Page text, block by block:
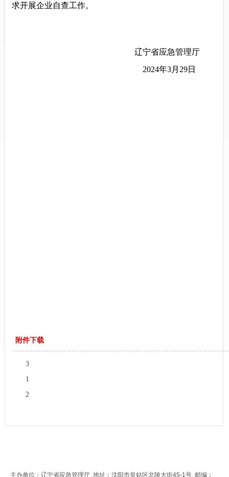
求开展企业自查工作。
辽宁省应急管理厅
2024年3月29日
附件下载
3
1
2
主办单位：辽宁省应急管理厅 地址：沈阳市皇姑区北陵大街45-1号 邮编：